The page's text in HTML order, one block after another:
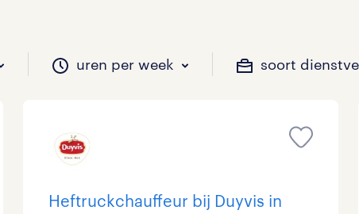
uren per week soort
je werken?
je werken?
zou jij willen?
Heftruckchauffeur bij Duyvis in